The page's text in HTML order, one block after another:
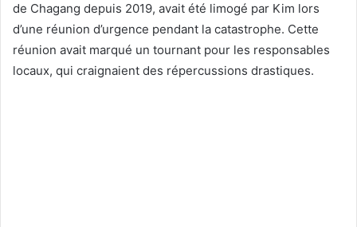
de Chagang depuis 2019, avait été limogé par Kim lors
d’une réunion d’urgence pendant la catastrophe. Cette
réunion avait marqué un tournant pour les responsables
locaux, qui craignaient des répercussions drastiques.